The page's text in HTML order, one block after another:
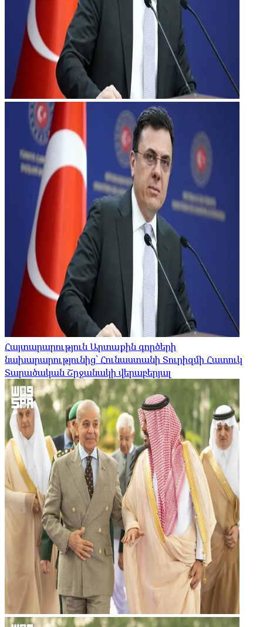
Հայտարարություն Արտաքին գործերի
նախարարությունից՝ Հունաստանի Տուրիզմի Հատուկ
Տարածական Շրջանակի վերաբերյալ